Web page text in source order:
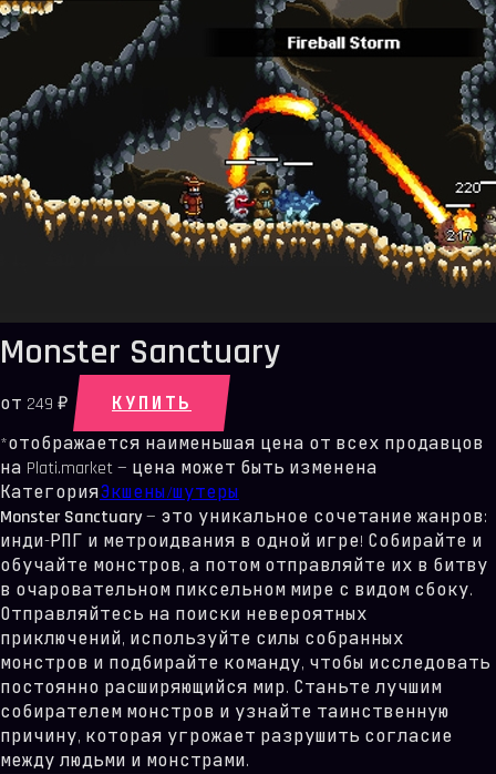
Monster Sanctuary
от 249 ₽
КУПИТЬ
*отображается наименьшая цена от всех продавцов
на Plati.market — цена может быть изменена
КатегорияЭкшены/шутеры
Monster Sanctuary— это уникальное сочетание жанров:
инди-РПГ и метроидвания в одной игре! Собирайте и
обучайте монстров, а потом отправляйте их в битву
в очаровательном пиксельном мире с видом сбоку.
Отправляйтесь на поиски невероятных
приключений, используйте силы собранных
монстров и подбирайте команду, чтобы исследовать
постоянно расширяющийся мир. Станьте лучшим
собирателем монстров и узнайте таинственную
причину, которая угрожает разрушить согласие
между людьми и монстрами.